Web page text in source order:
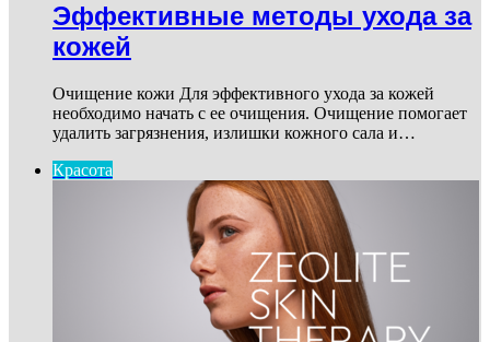
Эффективные методы ухода за
кожей
Очищение кожи Для эффективного ухода за кожей
необходимо начать с ее очищения. Очищение помогает
удалить загрязнения, излишки кожного сала и…
Красота